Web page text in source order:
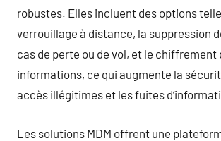
robustes. Elles incluent des options
verrouillage à distance, la suppression
cas de perte ou de vol, et le chiffrement
informations, ce qui augmente la
accès illégitimes et les fuites
Les solutions MDM offrent une